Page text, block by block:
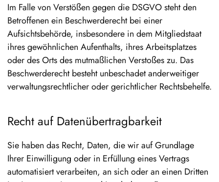
Im Falle von Verstößen gegen die DSGVO steht den
Betroffenen ein Beschwerderecht bei einer
Aufsichtsbehörde, insbesondere in dem Mitgliedstaat
ihres gewöhnlichen Aufenthalts, ihres Arbeitsplatzes
oder des Orts des mutmaßlichen Verstoßes zu. Das
Beschwerderecht besteht unbeschadet anderweitiger
verwaltungsrechtlicher oder gerichtlicher Rechtsbehelfe.
Recht auf Daten­übertrag­barkeit
Sie haben das Recht, Daten, die wir auf Grundlage
Ihrer Einwilligung oder in Erfüllung eines Vertrags
automatisiert verarbeiten, an sich oder an einen Dritten